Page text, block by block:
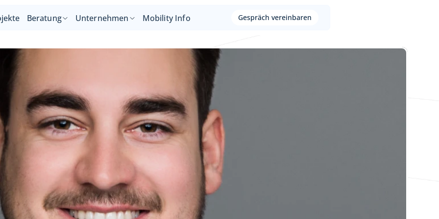
Beratung Unternehmen Mobility Info Gespräch vereinbaren